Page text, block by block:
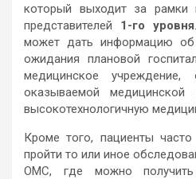
который выходит за рамки
представителей 1-го уровня
может дать информацию об
ожидания плановой
медицинское
оказываемой
высокотехнологичную
Кроме того, пациенты
пройти то или иное
ОМС, где можно получить